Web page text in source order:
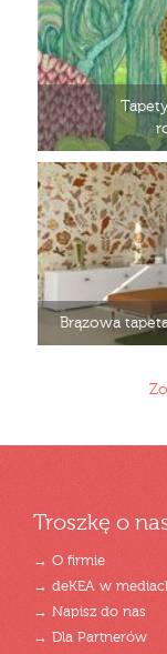
Brązowa
Troszkę o
→ O firmie
→ deKEA w
→ Napisz do nas
→ Dla Partnerów